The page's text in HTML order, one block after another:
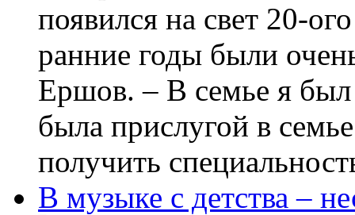
появился на свет 20-
ранние годы были
Ершов. – В семье я
была прислугой в
получить
В музыке с детства –